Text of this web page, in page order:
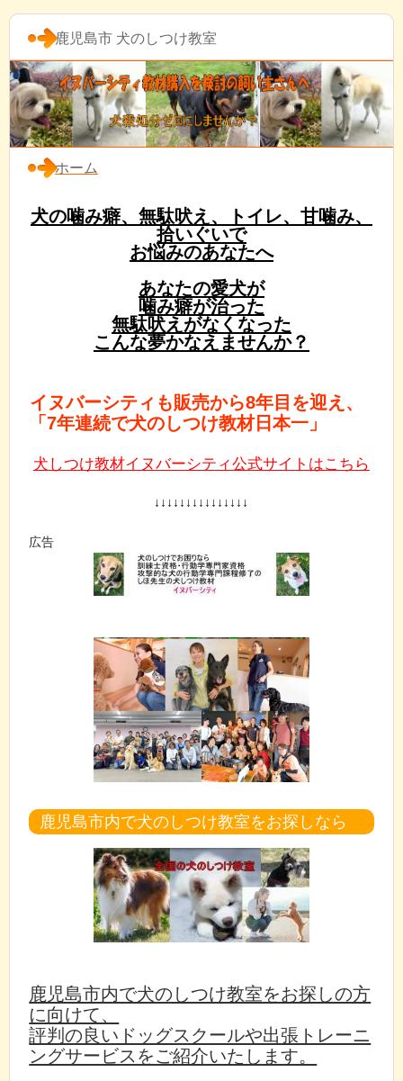
鹿児島市 犬のしつけ教室
ホーム
犬の噛み癖、無駄吠え、トイレ、甘噛み、
拾いぐいで
お悩みのあなたへ
あなたの愛犬が
噛み癖が治った
無駄吠えがなくなった
こんな夢かなえませんか？
イヌバーシティも販売から8年目を迎え、
「7年連続で犬のしつけ教材日本一」
犬しつけ教材イヌバーシティ公式サイトはこちら
↓↓↓↓↓↓↓↓↓↓↓↓↓↓↓
広告
鹿児島市内で犬のしつけ教室をお探しなら
鹿児島市内で犬のしつけ教室をお探しの方
に向けて、
評判の良いドッグスクールや出張トレーニ
ングサービスをご紹介いたします。